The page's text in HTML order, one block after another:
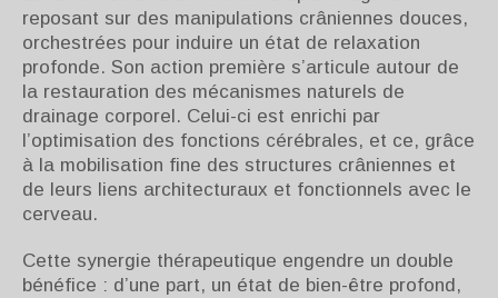
reposant sur des manipulations crâniennes douces,
orchestrées pour induire un état de relaxation
profonde. Son action première s’articule autour de
la restauration des mécanismes naturels de
drainage corporel. Celui-ci est enrichi par
l’optimisation des fonctions cérébrales, et ce, grâce
à la mobilisation fine des structures crâniennes et
de leurs liens architecturaux et fonctionnels avec le
cerveau.
Cette synergie thérapeutique engendre un double
bénéfice : d’une part, un état de bien-être profond,